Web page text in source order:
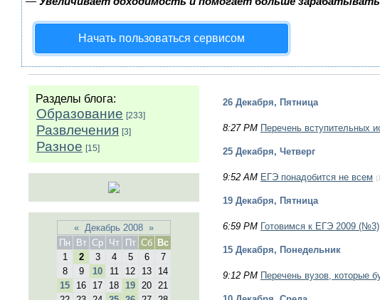
Начать пользоваться сервисом
Разделы блога:
Образование [233]
Развлечения [3]
Разное [15]
« Декабрь 2008 »
Пн
Вт Ср Чт Пт Сб Вс
1
2 3 4 5 6
7
8
9 10 11 12 13
14
15
16 17 18 19 20 21
26 Декабря, Пятница
8:27 PM Перечень вступительных
25 Декабря, Четверг
9:52 AM ЕГЭ понадобится не всем
19 Декабря, Пятница
6:59 PM Готовимся к ЕГЭ 2009 (№3)
15 Декабря, Понедельник
9:12 PM Перечень вузов, которые